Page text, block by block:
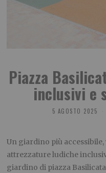
Piazza
inclusivi e
5 AGOSTO 2025
Un giardino più
attrezzature ludiche
giardino di piazza